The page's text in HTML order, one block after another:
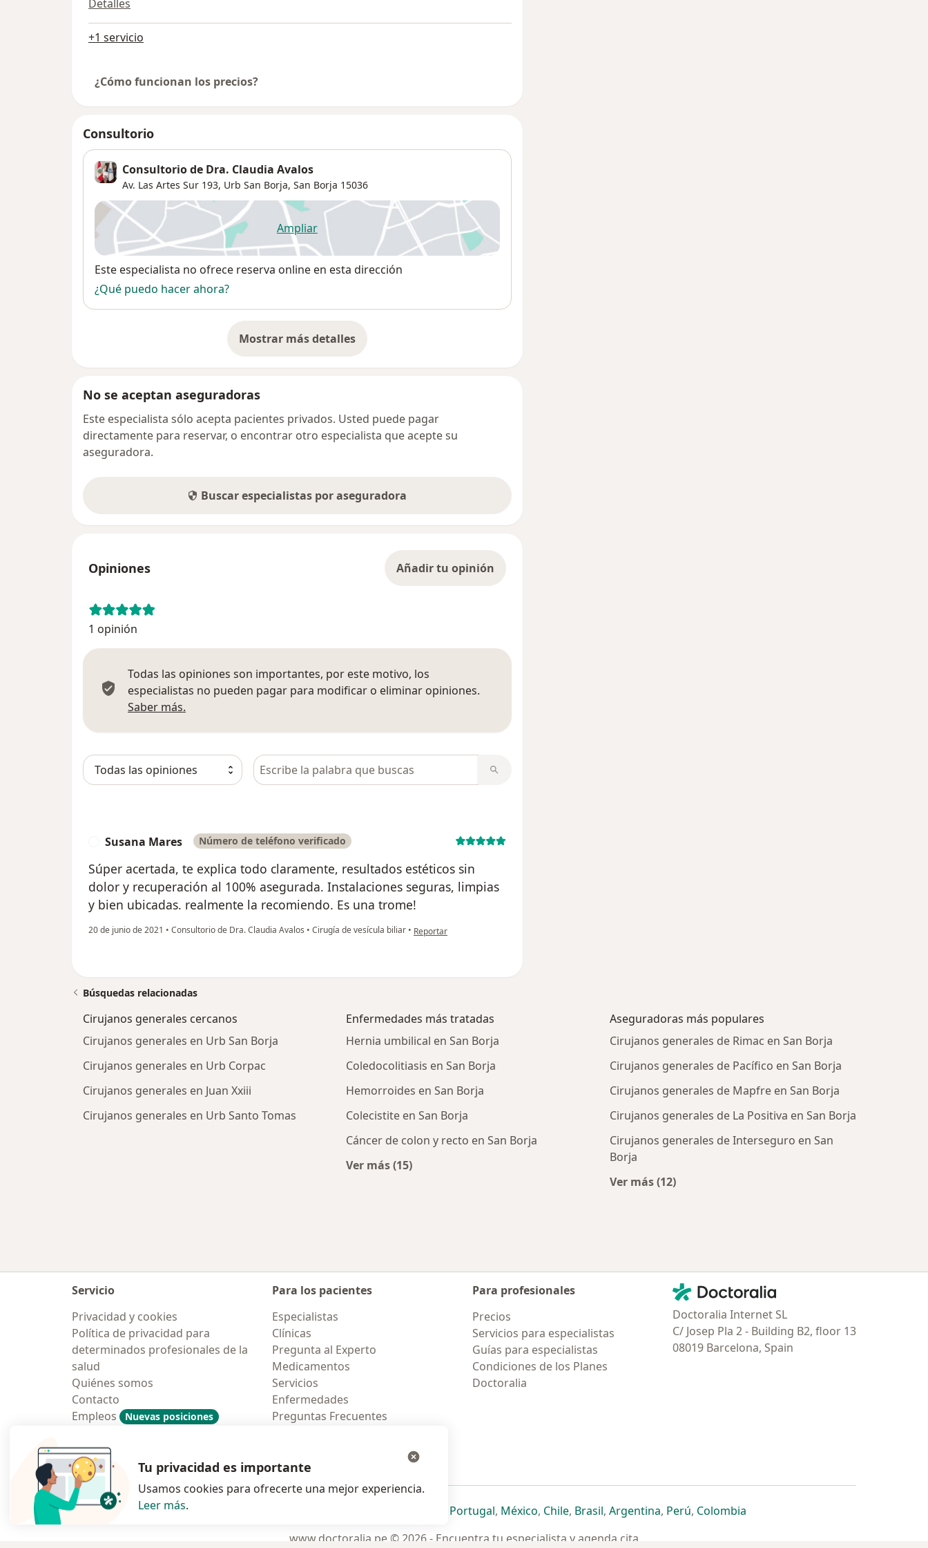
Detalles
+1 servicio
¿Cómo funcionan los precios?
Consultorio
Consultorio de Dra. Claudia Avalos
Av. Las Artes Sur 193, Urb San Borja, San Borja 15036
Ampliarse abre en una nueva pestaña
Disponibilidad
Este especialista no ofrece reserva online en esta dirección
¿Qué puedo hacer ahora?
Mostrar más detalles
sobre la dirección
No se aceptan aseguradoras
Este especialista sólo acepta pacientes privados. Usted puede pagar
directamente para reservar, o encontrar otro especialista que acepte su
aseguradora.
Buscar especialistas por aseguradora
Opiniones Añadir tu opinión
1 opinión
Todas las opiniones son importantes, por este motivo, los
especialistas no pueden pagar para modificar o eliminar opiniones.
Saber más.
Busca en opiniones
Susana Mares Número de teléfono verificado
Súper acertada, te explica todo claramente, resultados estéticos sin
dolor y recuperación al 100% asegurada. Instalaciones seguras, limpias
y bien ubicadas. realmente la recomiendo. Es una trome!
20 de junio de 2021 • Consultorio de Dra. Claudia Avalos • Cirugía de vesícula biliar • en opinión del usuario Susana Mares
Reportar
Búsquedas relacionadas
Cirujanos generales cercanos
Cirujanos generales en Urb San Borja
Cirujanos generales en Urb Corpac
Cirujanos generales en Juan Xxiii
Cirujanos generales en Urb Santo Tomas
Enfermedades más tratadas
Hernia umbilical en San Borja
Coledocolitiasis en San Borja
Hemorroides en San Borja
Colecistite en San Borja
Cáncer de colon y recto en San Borja
Ver más (15)
Más en esta categoría: Enfermedades más tratadas
Aseguradoras más populares
Cirujanos generales de Rimac en San Borja
Cirujanos generales de Pacífico en San Borja
Cirujanos generales de Mapfre en San Borja
Cirujanos generales de La Positiva en San Borja
Cirujanos generales de Interseguro en San
Borja
Ver más (12)
Servicio
Privacidad y cookies
Política de privacidad para
determinados profesionales de la
salud
Quiénes somos
Contacto
Empleos
Nuevas posiciones
Contratación
Para los pacientes
Especialistas
Clínicas
Pregunta al Experto
Medicamentos
Servicios
Enfermedades
Preguntas Frecuentes
Para profesionales
Precios
Servicios para especialistas
Guías para especialistas
Condiciones de los Planes
Doctoralia
Contacto
Doctoralia - Página de inicio
Doctoralia Internet SL
C/ Josep Pla 2 - Building B2, floor 13
08019 Barcelona, Spain
Polska se abre en una nueva pestaña
se abre en una nueva pestaña
se abre en una nueva pestaña
se abre en una nueva pestaña
Portugalse abre en una nueva pestaña
, Méxicose abre en una nueva pestaña
, Chilese abre en una nueva pestaña
, Brasilse abre en una nueva pestaña
, Argentinase abre en una nueva pestaña
, Perúse abre en una nueva pestaña
, Colombiase abre en una nueva pestaña
www.doctoralia.pe © 2026 - Encuentra tu especialista y agenda cita
Tu privacidad es importante
Usamos cookies para ofrecerte una mejor experiencia.
Leer más.